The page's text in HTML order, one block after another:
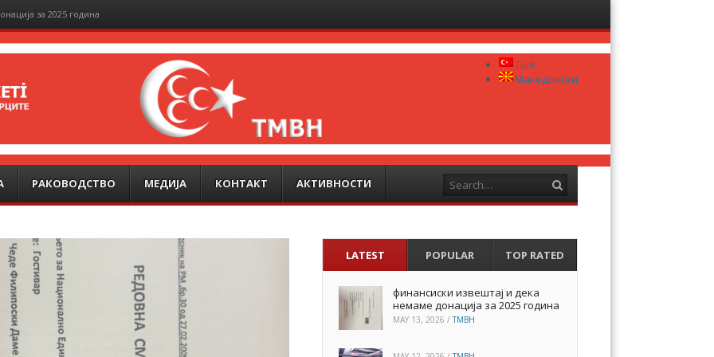
за 2025 година Menu
content
Türk
Македонски
РАКОВОДСТВО МЕДИЈА КОНТАКТ АКТИВНОСТИ Search
LATEST POPULAR TOP RATED
финансиски извештај и дека
немаме донација за 2025 година
MAY 13, 2026 /TMBH